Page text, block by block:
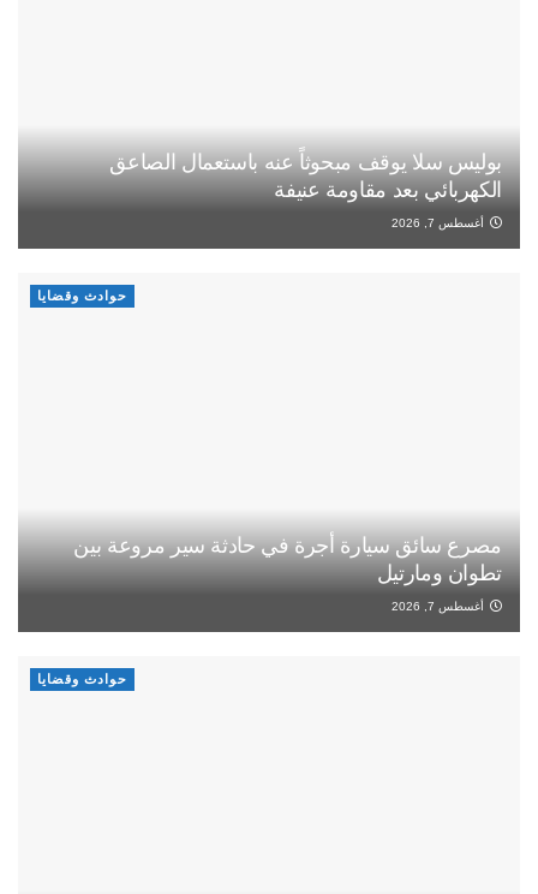
بوليس سلا يوقف مبحوثاً عنه باستعمال الصاعق
الكهربائي بعد مقاومة عنيفة
أغسطس 7, 2026
حوادث وقضايا
مصرع سائق سيارة أجرة في حادثة سير مروعة بين
تطوان ومارتيل
أغسطس 7, 2026
حوادث وقضايا